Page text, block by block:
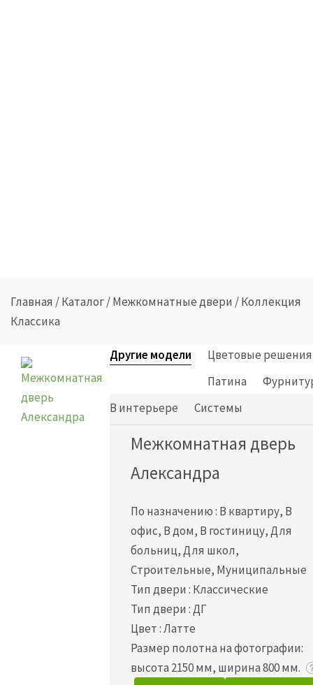
Главная /Каталог/Межкомнатные двери /Коллекция
Классика
Межкомнатная дверь
Александра
По назначению: В квартиру, В
офис, В дом, В гостиницу, Для
больниц, Для школ,
Строительные, Муниципальные
Тип двери : Классические
Тип двери :ДГ
Цвет:Латте
Размер полотна на фотографии:
высота 2150 мм, ширина 800 мм.
Другие модели
Цветовые решения
Патина
В интерьере
Cистемы